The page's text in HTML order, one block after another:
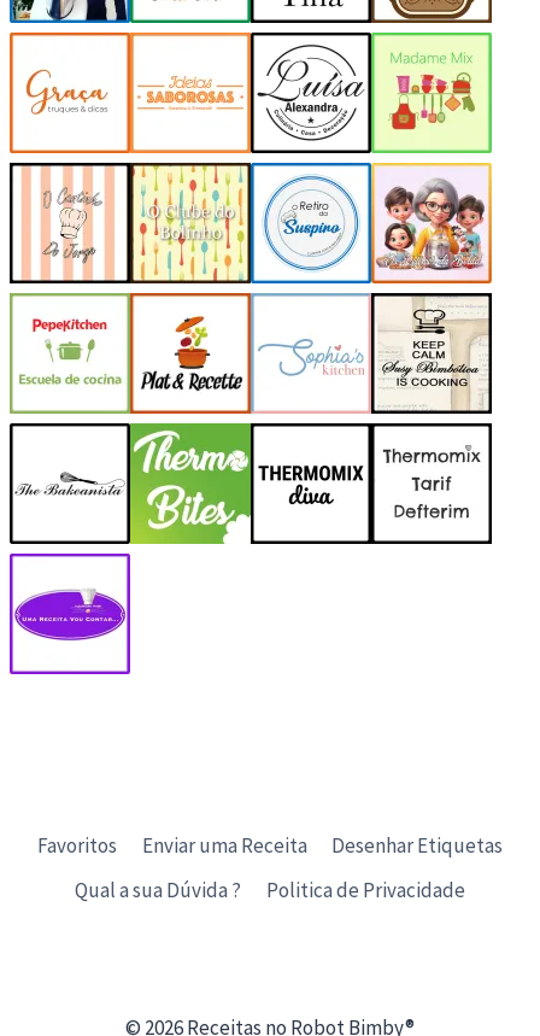
Favoritos Enviar uma Receita
Desenhar Etiquetas
Qual a sua Dúvida ?
Politica de Privacidade
© 2026 Receitas no Robot Bimby®